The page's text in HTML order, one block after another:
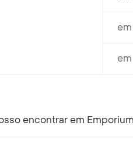
encontrar em